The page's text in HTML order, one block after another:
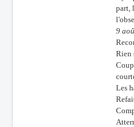
part,
9
Rien
Les